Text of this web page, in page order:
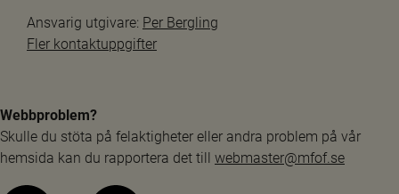
Ansvarig utgivare: Per Bergling
Fler kontaktuppgifter
Webbproblem?
Skulle du stöta på felaktigheter eller andra problem på vår
hemsida kan du rapportera det till webmaster@mfof.se